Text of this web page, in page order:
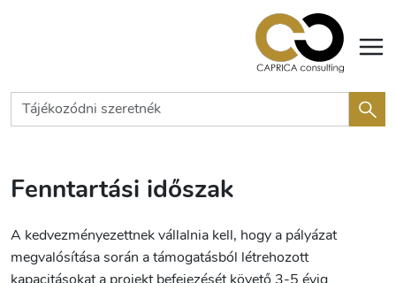
Fenntartási időszak
A kedvezményezettnek vállalnia kell, hogy a pályázat
megvalósítása során a támogatásból létrehozott